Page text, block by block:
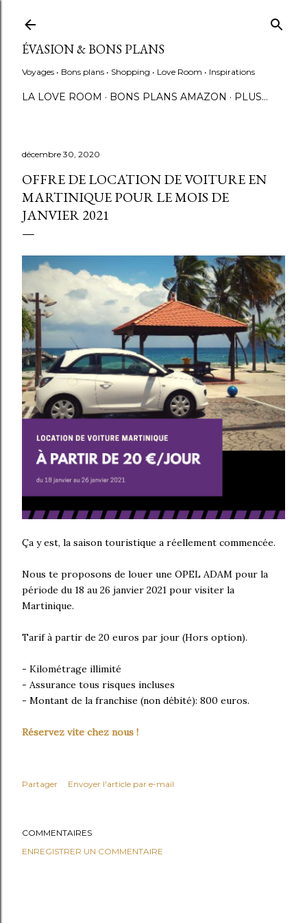
ÉVASION & BONS PLANS
Voyages • Bons plans • Shopping • Love Room • Inspirations
LA LOVE ROOM BONS PLANS AMAZON PLUS…
décembre 30, 2020
OFFRE DE LOCATION DE VOITURE EN
MARTINIQUE POUR LE MOIS DE
JANVIER 2021
Ça y est, la saison touristique a réellement commencée.
Nous te proposons de louer une OPEL ADAM pour la
période du 18 au 26 janvier 2021 pour visiter la
Martinique.
Tarif à partir de 20 euros par jour (Hors option).
- Kilométrage illimité
- Assurance tous risques incluses
- Montant de la franchise (non débité): 800 euros.
Réservez vite chez nous !
Partager Envoyer l'article par e-mail
COMMENTAIRES
ENREGISTRER UN COMMENTAIRE